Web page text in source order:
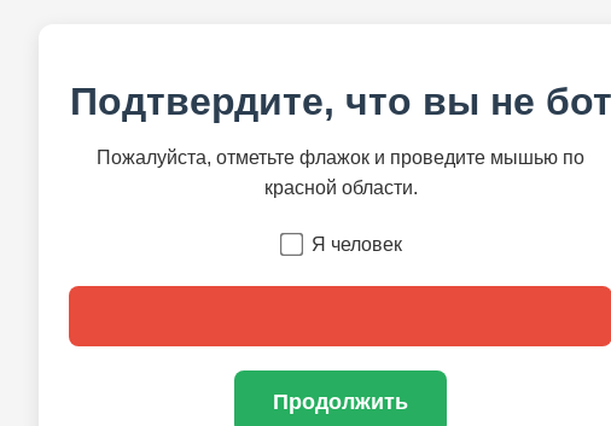
Подтвердите, что вы не бот
Пожалуйста, отметьте флажок и проведите мышью по
красной области.
Я человек
Продолжить